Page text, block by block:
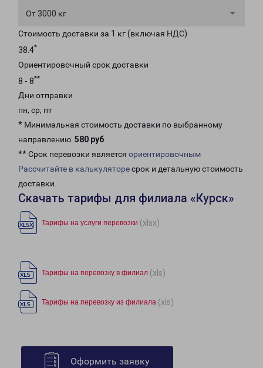
От 3000 кг
Стоимость доставки за 1 кг (включая НДС)
38.4*
Ориентировочный срок доставки
8 - 8**
Дни отправки
пн, ср, пт
* Минимальная стоимость доставки по выбранному
направлению: 580 руб.
** Срок перевозки является ориентировочным
Рассчитайте в калькуляторесрок и детальную стоимость
доставки.
Скачать тарифы для филиала «Курск»
Тарифы на услуги перевозки (xlsx)
Тарифы на перевозку в филиал (xls)
Тарифы на перевозку из филиала (xls)
Оформить заявку